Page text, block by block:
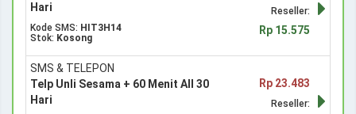
Hari
Kode SMS: HIT3H14
Stok: Kosong
Reseller:
Rp 15.575
SMS & TELEPON
Telp Unli Sesama + 60 Menit All 30
Hari
Rp 23.483
Reseller: